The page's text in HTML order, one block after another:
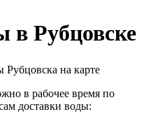
в Рубцовске
Рубцовска на карте
в рабочее время по
доставки воды: